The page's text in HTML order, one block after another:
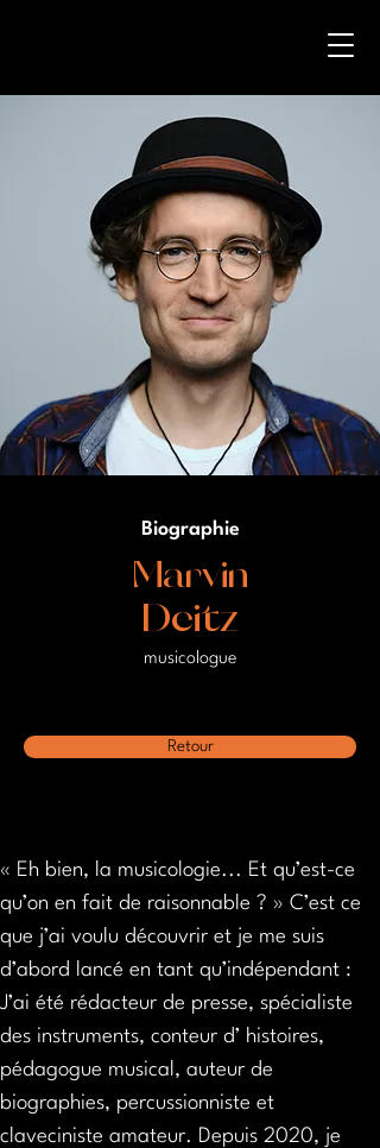
Biographie
Marvin
Deitz
musicologue
Retour
« Eh bien, la musicologie... Et qu’est-ce
qu’on en fait de raisonnable ? » C’est ce
que j’ai voulu découvrir et je me suis
d’abord lancé en tant qu’indépendant :
J’ai été rédacteur de presse, spécialiste
des instruments, conteur d’ histoires,
pédagogue musical, auteur de
biographies, percussionniste et
claveciniste amateur. Depuis 2020, je